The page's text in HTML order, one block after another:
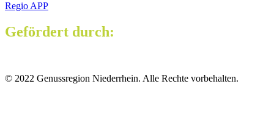
Regio APP
Gefördert durch:
© 2022 Genussregion Niederrhein. Alle Rechte vorbehalten.